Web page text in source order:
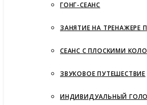
ГОНГ-СЕАНС
ЗАНЯТИЕ НА ТРЕНАЖЕРЕ
СЕАНС С ПЛОСКИМИ
ЗВУКОВОЕ ПУТЕШЕСТВИЕ
ИНДИВИДУАЛЬНЫЙ